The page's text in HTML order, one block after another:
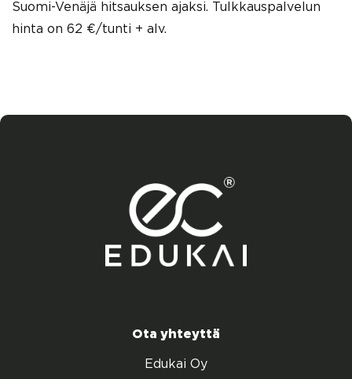
Suomi-Venäjä hitsauksen ajaksi. Tulkkauspalvelun
hinta on 62 €/tunti + alv.
Ota yhteyttä
Edukai Oy